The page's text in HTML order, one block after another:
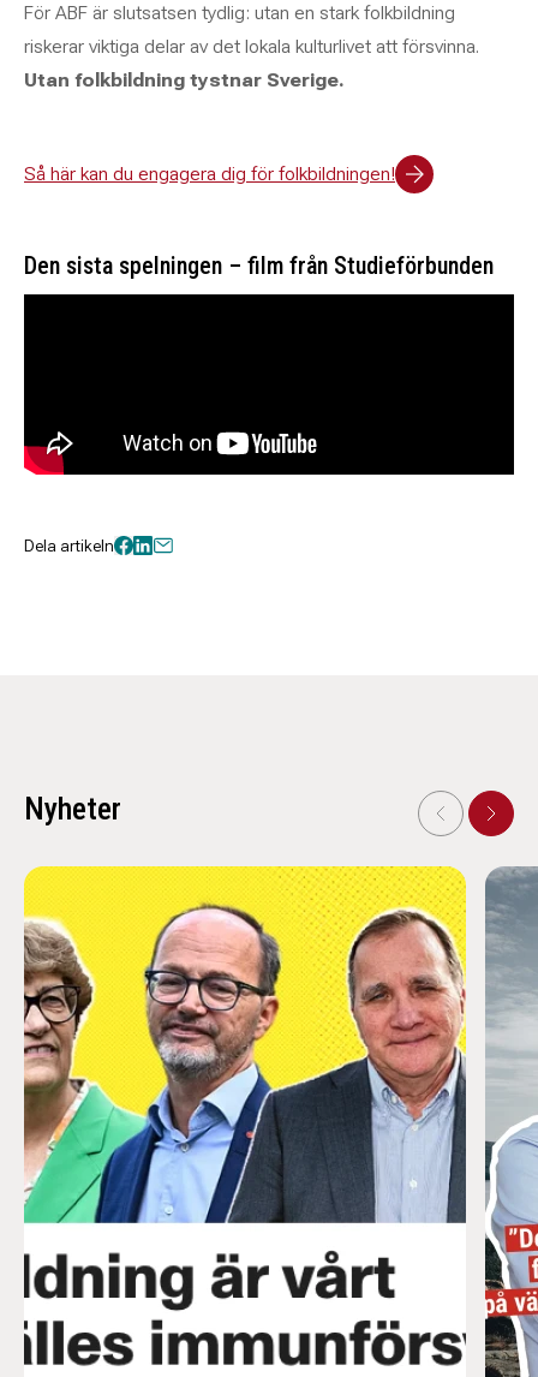
För ABF är slutsatsen tydlig: utan en stark folkbildning
riskerar viktiga delar av det lokala kulturlivet att försvinna.
Utan folkbildning tystnar Sverige.
Så här kan du engagera dig för folkbildningen!
Den sista spelningen – film från Studieförbunden
Dela artikeln
Nyheter